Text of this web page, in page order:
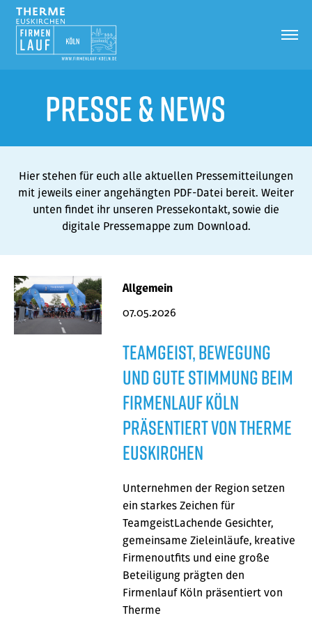
Presse &News
Hier stehen für euch alle aktuellen Pressemitteilungen
mit jeweils einer angehängten PDF-Datei bereit. Weiter
unten findet ihr unseren Pressekontakt, sowie die
digitale Pressemappe zum Download.
Allgemein
07.05.2026
Teamgeist, Bewegung
und gute Stimmung beim
Firmenlauf Köln
präsentiert von Therme
Euskirchen
Unternehmen der Region setzen
ein starkes Zeichen für
TeamgeistLachende Gesichter,
gemeinsame Zieleinläufe, kreative
Firmenoutfits und eine große
Beteiligung prägten den
Firmenlauf Köln präsentiert von
Therme